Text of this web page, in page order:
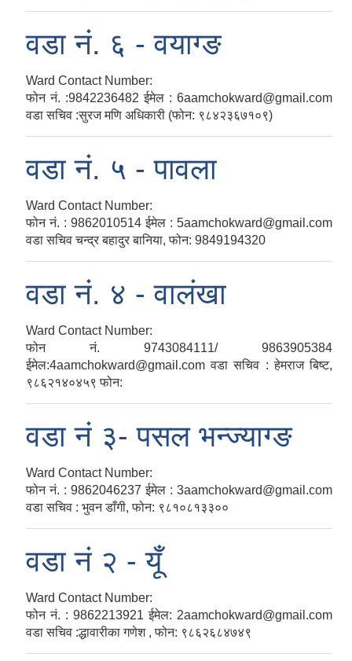
वडा नं. ६ - वयाग्ङ
Ward Contact Number:
फोन नं. :9842236482 ईमेल : 6aamchokward@gmail.com
वडा सचिव :सुरज मणि अधिकारी (फोन: ९८४२३६७१०९)
वडा नं. ५ - पावला
Ward Contact Number:
फोन नं. : 9862010514 ईमेल : 5aamchokward@gmail.com
वडा सचिव चन्द्र बहादुर बानिया, फोन: 9849194320
वडा नं. ४ - वालंखा
Ward Contact Number:
फोन नं. 9743084111/ 9863905384
ईमेल:4aamchokward@gmail.com वडा सचिव : हेमराज बिष्ट,
९८६२१४०४५९ फोन:
वडा नं‍ ३- पसल भन्ज्याग्ङ
Ward Contact Number:
फोन नं. : 9862046237 ईमेल : 3aamchokward@gmail.com
वडा सचिव : भुवन डाँगी, फोन: ९८१०८१३३००
वडा नं‍ २ - यूँ
Ward Contact Number:
फोन नं. : 9862213921 ईमेल: 2aamchokward@gmail.com
वडा सचिव :द्धावारीका गणेश , फोन: ९८६२६८४७४९